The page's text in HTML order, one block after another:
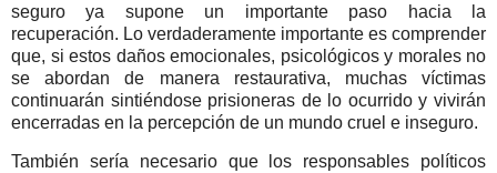
seguro ya supone un importante paso hacia la
recuperación. Lo verdaderamente importante es comprender
que, si estos daños emocionales, psicológicos y morales no
se abordan de manera restaurativa, muchas víctimas
continuarán sintiéndose prisioneras de lo ocurrido y vivirán
encerradas en la percepción de un mundo cruel e inseguro.
También sería necesario que los responsables políticos